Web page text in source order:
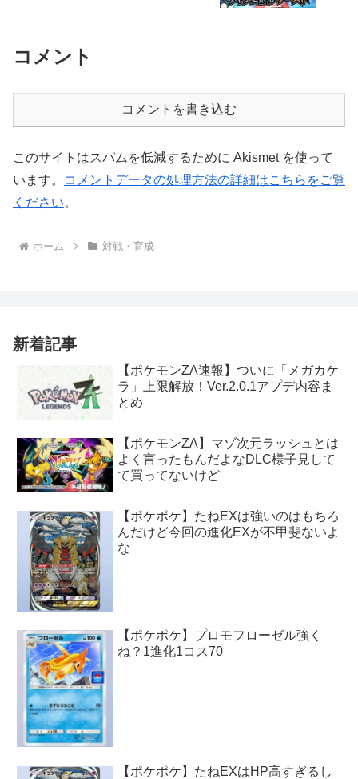
コメント
コメントを書き込む
このサイトはスパムを低減するために Akismet を使って
います。
コメントデータの処理方法の詳細はこちらをご覧
ください。
ホーム 対戦・育成
新着記事
【ポケモンZA速報】ついに「メガカケ
ラ」上限解放！Ver.2.0.1アプデ内容ま
とめ
【ポケモンZA】マゾ次元ラッシュとは
よく言ったもんだよなDLC様子見して
て買ってないけど
【ポケポケ】たねEXは強いのはもちろ
んだけど今回の進化EXが不甲斐ないよ
な
【ポケポケ】プロモフローゼル強く
ね？1進化1コス70
【ポケポケ】たねEXはHP高すぎるし